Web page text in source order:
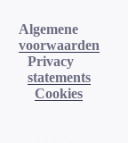
Algemene
voorwaarden
Privacy
statements
Cookies